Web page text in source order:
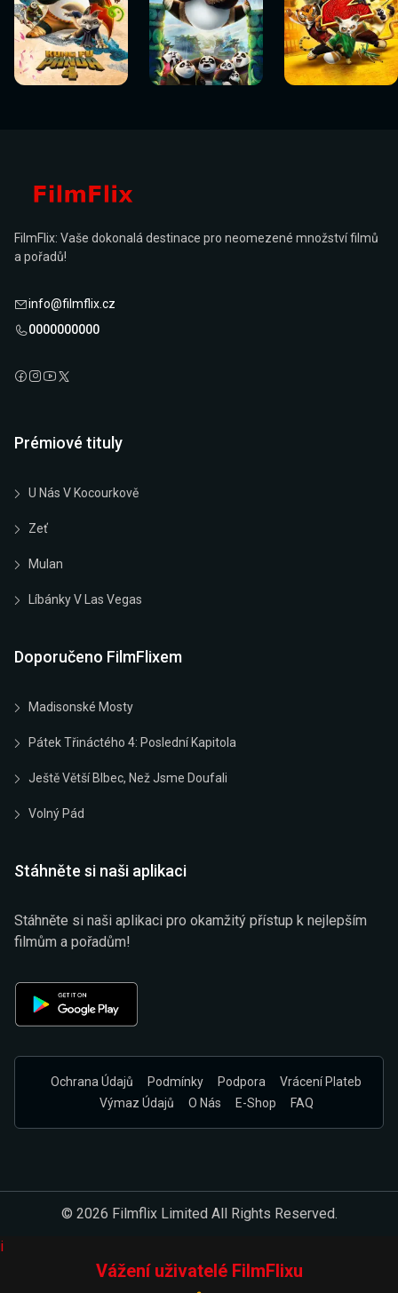
Sledovat
nyní
Sledovat
nyní
Sledovat
nyní
Sledovat
nyní
Sledovat
nyní
Sledovat
nyní
FilmFlix: Vaše dokonalá destinace pro neomezené množství filmů
a pořadů!
info@filmflix.cz
0000000000
Prémiové tituly
U Nás V Kocourkově
Zeť
Mulan
Líbánky V Las Vegas
Doporučeno FilmFlixem
Madisonské Mosty
Pátek Třináctého 4: Poslední Kapitola
Ještě Větší Blbec, Než Jsme Doufali
Volný Pád
Stáhněte si naši aplikaci
Stáhněte si naši aplikaci pro okamžitý přístup k nejlepším
filmům a pořadům!
Ochrana Údajů Podmínky Podpora
Vrácení Plateb
Výmaz Údajů
O Nás E-Shop FAQ
© 2026 Filmflix Limited All Rights Reserved.
i
Vážení uživatelé FilmFlixu